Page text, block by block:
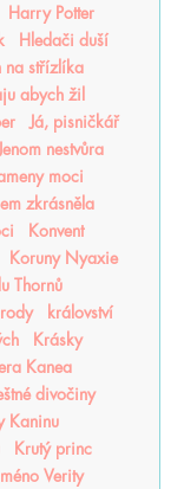
Harry Potter
Hledači duší
na střízlíka
abych žil
Já, pisničkář
Jenom nestvůra
moci
zkrásněla
Konvent
Koruny Nyaxie
Thornů
království
Krásky
Kanea
divočiny
Kaninu
Krutý princ
Verity